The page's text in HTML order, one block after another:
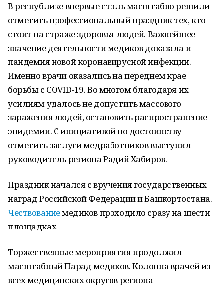
В республике впервые столь масштабно решили
отметить профессиональный праздник тех, кто
стоит на страже здоровья людей. Важнейшее
значение деятельности медиков доказала и
пандемия новой коронавирусной инфекции.
Именно врачи оказались на переднем крае
борьбы с COVID-19. Во многом благодаря их
усилиям удалось не допустить массового
заражения людей, остановить распространение
эпидемии. С инициативой по достоинству
отметить заслуги медработников выступил
руководитель региона Радий Хабиров.
Праздник начался с вручения государственных
наград Российской Федерации и Башкортостана.
Чествованиемедиков проходило сразу на шести
площадках.
Торжественные мероприятия продолжил
масштабный Парад медиков. Колонна врачей из
всех медицинских округов региона